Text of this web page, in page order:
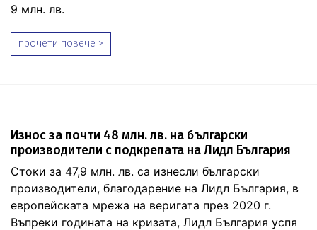
9 млн. лв.
прочети повече >
Износ за почти 48 млн. лв. на български
производители с подкрепата на Лидл България
Стоки за 47,9 млн. лв. са изнесли български
производители, благодарение на Лидл България, в
европейската мрежа на веригата през 2020 г.
Въпреки годината на кризата, Лидл България успя